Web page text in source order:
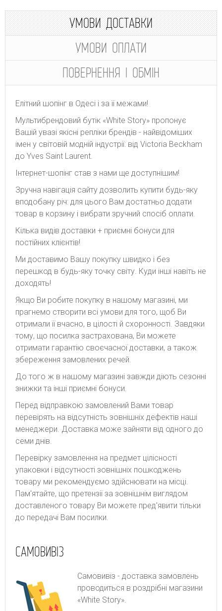
УМОВИ ДОСТАВКИ
УМОВИ ОПЛАТИ
ПОВЕРНЕННЯ І ОБМІН
Елітний шопінг в Одесі і за її межами!
Мультибрендовий бутік «White Story» пропонує
Вашій увазі якісні репліки брендів - найвідоміших
імен у світовій модній індустрії: від Victoria Beckham
до Yves Saint Laurent.
Інтернет-шопінг став з нами ще доступнішим!
Зручна навігація сайту дозволить купити будь-яку
вподобану річ: для цього Вам достатньо додати
товар в корзину і вибрати зручний спосіб оплати.
Кілька видів доставки + приємні бонуси для
постійних клієнтів!
Ми доставимо Вашу покупку швидко і без
перешкод в будь-яку точку світу. Куди інші навіть не
доходять!
Якщо Ви робите покупку в нашому магазині, ми
прагнемо створити всі умови для того, щоб Ви
отримали її вчасно, в цілості й схоронності. Завдяки
тому, що посилка застрахована, Ви можете
отримати гарантію своєчасної доставки, а також
збереження замовлених речей.
До того ж в нашому магазині завжди діють сезонні
знижки та інші приємні бонуси.
Перед відправкою замовлений Вами товар
перевірять на відсутність зовнішніх дефектів наші
менеджери. Доставка може зайняти від одного до
семи днів.
Перевірку замовлення на предмет цілісності
упаковки і відсутності зовнішніх пошкоджень
товару ми рекомендуємо здійснювати на місці.
Пам'ятайте, що претензії за зовнішнім виглядом
доставленого товару Ви можете пред'явити тільки
до передачі Вам посилки.
САМОВИВІЗ
Самовивіз - доставка замовлень
проводиться в роздрібні магазини
«White Story».